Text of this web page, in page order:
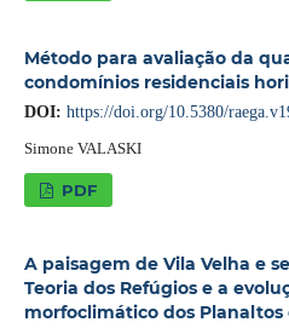
Método para avaliação da
condomínios residenciais
DOI: https://doi.org/10.5380/
Simone VALASKI
PDF
A paisagem de Vila Velha e
Teoria dos Refúgios e a
morfoclimático dos Planaltos